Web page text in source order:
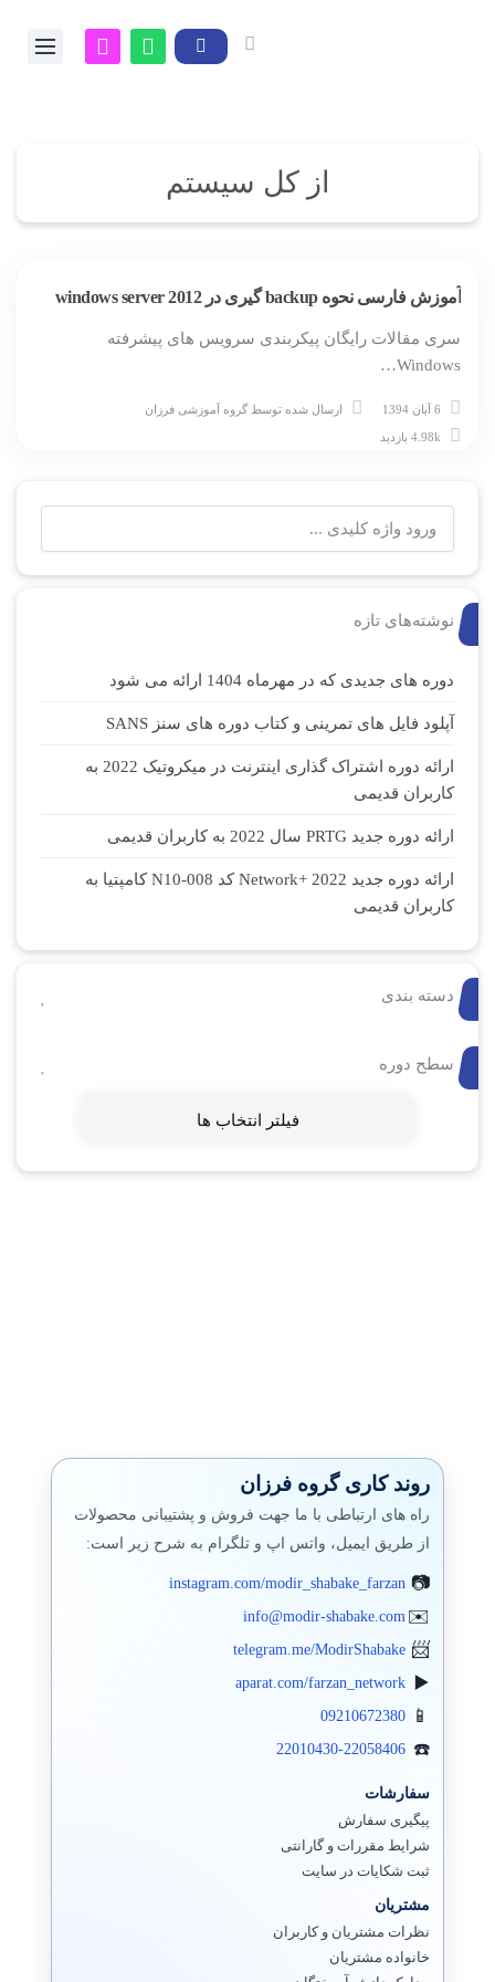
از کل سیستم
آموزش فارسی نحوه backup گیری در windows server 2012
سری مقالات رایگان پیکربندی سرویس های پیشرفته
Windows…
6 آبان 1394 ارسال شده توسط گروه آموزشی فرزان
نوشته‌های تازه
دوره های جدیدی که در مهرماه 1404 ارائه می شود
آپلود فایل های تمرینی و کتاب دوره های سنز SANS
ارائه دوره اشتراک گذاری اینترنت در میکروتیک 2022 به
کاربران قدیمی
ارائه دوره جدید PRTG سال 2022 به کاربران قدیمی
ارائه دوره جدید Network+ 2022 کد N10-008 کامپتیا به
کاربران قدیمی
دسته بندی
سطح دوره
فیلتر انتخاب ها
روند کاری گروه فرزان
راه های ارتباطی با ما جهت فروش و پشتیبانی محصولات
از طریق ایمیل، واتس اپ و تلگرام به شرح زیر است:
instagram.com/modir_shabake_farzan
info@modir-shabake.com
telegram.me/ModirShabake
aparat.com/farzan_network
09210672380
22010430-22058406
سفارشات
پیگیری سفارش
شرایط مقررات و گارانتی
ثبت شکایات در سایت
مشتریان
نظرات مشتریان و کاربران
خانواده مشتریان